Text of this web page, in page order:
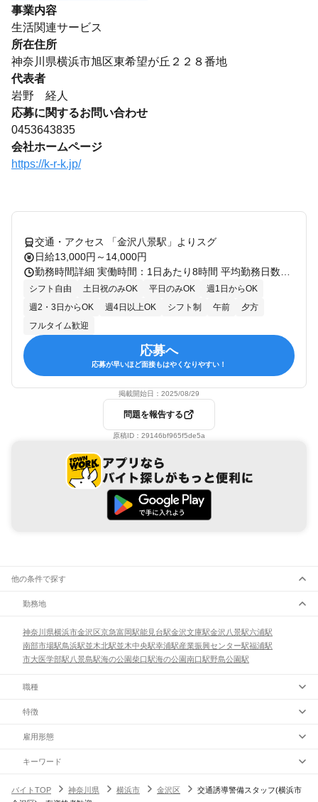
事業内容
生活関連サービス
所在住所
神奈川県横浜市旭区東希望が丘２２８番地
代表者
岩野 経人
応募に関するお問い合わせ
0453643835
会社ホームページ
https://k-r-k.jp/
交通・アクセス 「金沢八景駅」よりスグ
日給13,000円～14,000円
シフト自由 土日祝のみOK 平日のみOK
週1日からOK
週2・3日からOK
週4日以上OK シフト制 午前
夕方
フルタイム歓迎
応募へ
応募が早いほど面接もはやくなりやすい！
掲載開始日： 2025/08/29
問題を報告する
原稿ID： 29146bf965f5de5a
他の条件で探す
勤務地
神奈川県横浜市金沢区京急富岡駅能見台駅金沢文庫駅金沢八景駅六浦駅
南部市場駅鳥浜駅並木北駅並木中央駅幸浦駅産業振興センター駅福浦駅
市大医学部駅 八景島駅海の公園柴口駅海の公園南口駅野島公園駅
職種
特徴
雇用形態
キーワード
バイトTOP 神奈川県 横浜市 金沢区
交通誘導警備スタッフ(横浜市